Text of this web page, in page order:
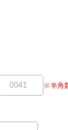
※半角